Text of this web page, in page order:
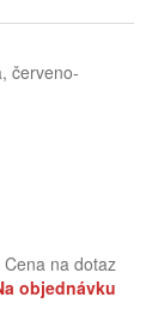
červeno-
Cena na dotaz
objednávku